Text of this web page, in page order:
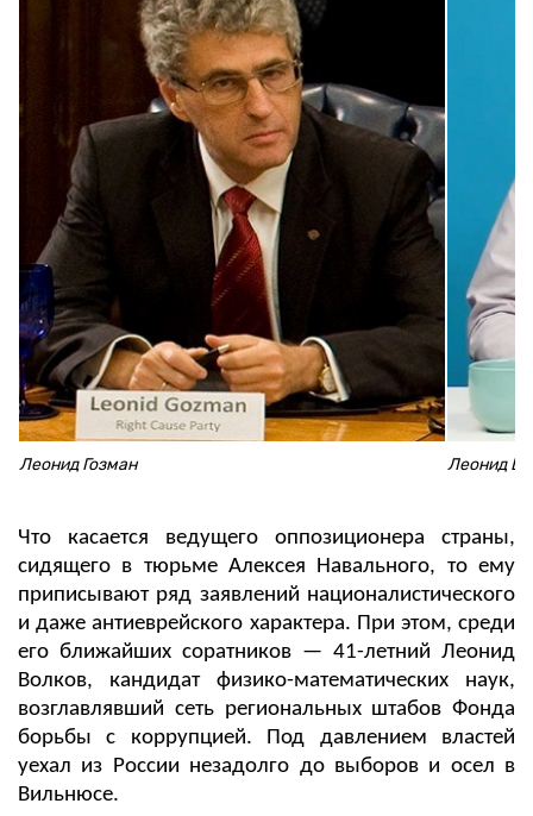
Леонид Гозман Леонид
Что касается ведущего оппозиционера страны,
сидящего в тюрьме Алексея Навального, то ему
приписывают ряд заявлений националистического
и даже антиеврейского характера. При этом, среди
его ближайших соратников — 41-летний Леонид
Волков, кандидат физико-математических наук,
возглавлявший сеть региональных штабов Фонда
борьбы с коррупцией. Под давлением властей
уехал из России незадолго до выборов и осел в
Вильнюсе.